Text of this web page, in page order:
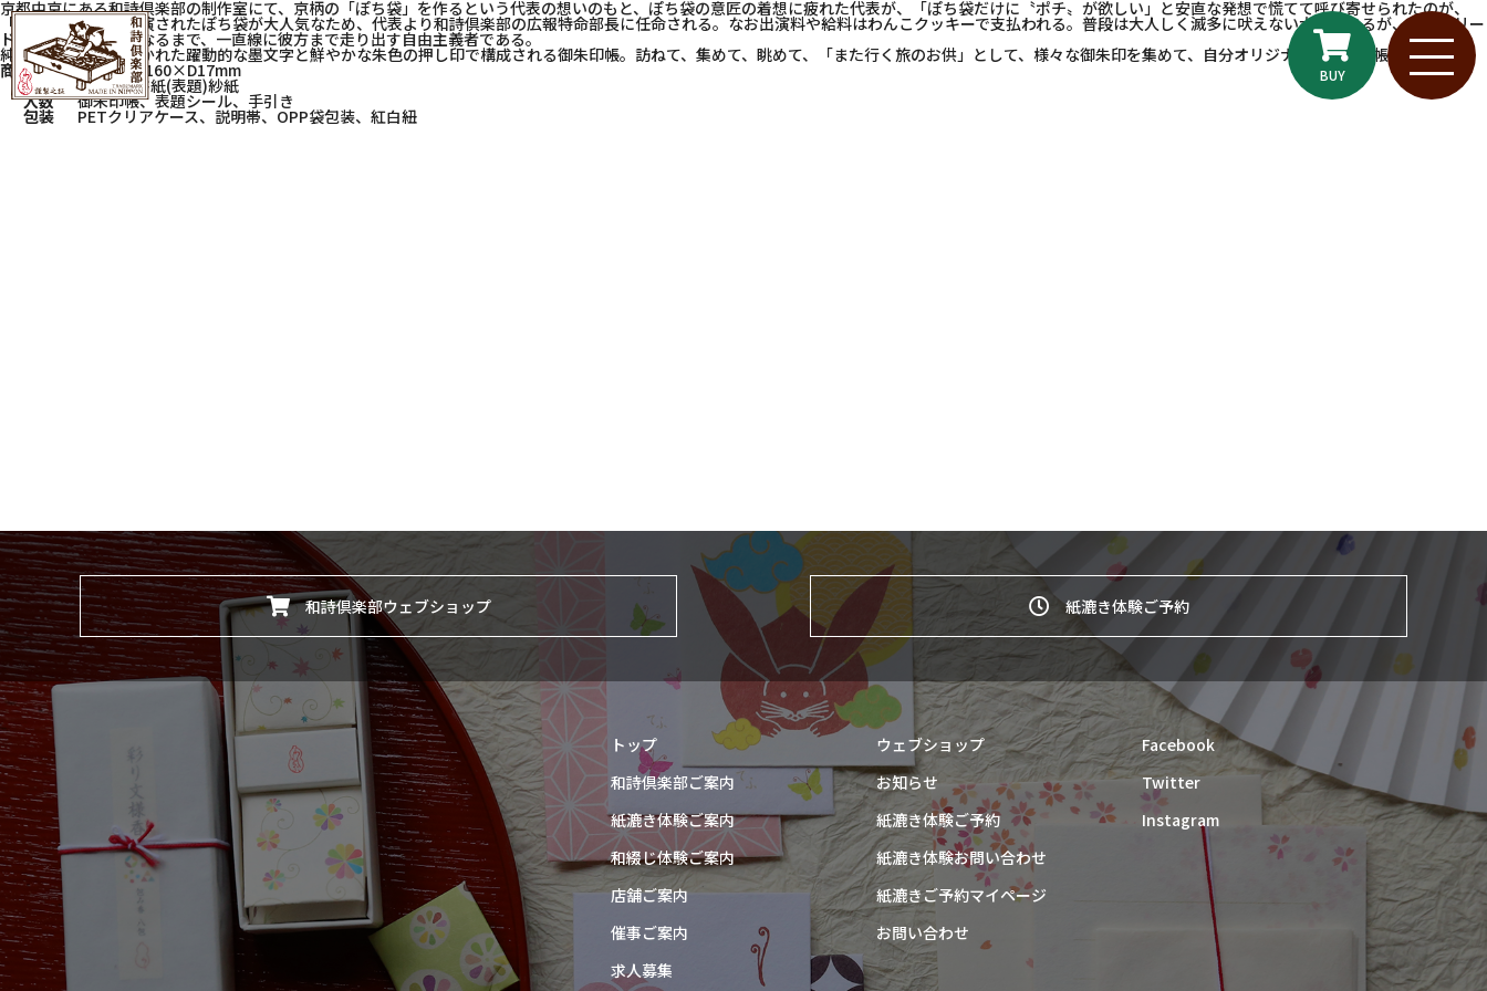
BUY
京都中京にある和詩倶楽部の制作室にて、京柄の「ぽち袋」を作るという代表の想いのもと、ぽち袋の意匠の着想に疲れた代表が、「ぽち袋だけに〝ポチ〟が欲しい」と安直な発想で慌てて呼び寄せられたのが、
「しばた」さん。出演されたぽち袋が大人気なため、代表より和詩倶楽部の広報特命部長に任命される。なお出演料や給料はわんこクッキーで支払われる。普段は大人しく滅多に吠えない大人であるが、野外でリー
ドを離すと見えなくなるまで、一直線に彼方まで走り出す自由主義者である。
純白の奉書和紙に書かれた躍動的な墨文字と鮮やかな朱色の押し印で構成される御朱印帳。訪ねて、集めて、眺めて、「また行く旅のお供」として、様々な御朱印を集めて、自分オリジナルの御朱印帳を。
商品サイズW115×H160×D17mm
素材 (中紙)奉書紙(表題)紗紙
入数 御朱印帳、表題シール、手引き
包装 PETクリアケース、説明帯、OPP袋包装、紅白紐
和詩倶楽部ウェブショップ 紙漉き体験ご予約
トップ
和詩倶楽部ご案内
紙漉き体験ご案内
和綴じ体験ご案内
店舗ご案内
催事ご案内
求人募集
ウェブショップ
お知らせ
紙漉き体験ご予約
紙漉き体験お問い合わせ
紙漉きご予約マイページ
お問い合わせ
Facebook
Twitter
Instagram